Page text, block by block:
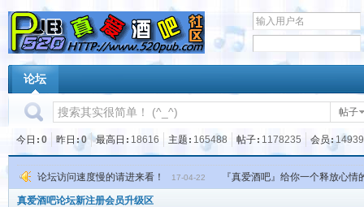
论坛
帖子
今日 0 昨日 0 最高日 18616 主题 165488 帖子 1178235 会员
论坛访问速度慢的请进来看！ 17-04-22 『真爱酒吧』给你一个释放心情
真爱酒吧论坛新注册会员升级区